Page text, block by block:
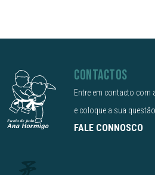
CONTACTOS
Entre em contacto com
e coloque a sua questão
FALE CONNOSCO